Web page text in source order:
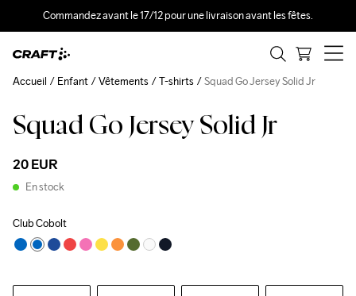
Commandez avant le 17/12 pour une livraison avant les fêtes.
Squad Go Jersey Solid Jr
20 EUR
En stock
Club Cobolt
Accueil Enfant Vêtements T-shirts Squad Go Jersey Solid Jr